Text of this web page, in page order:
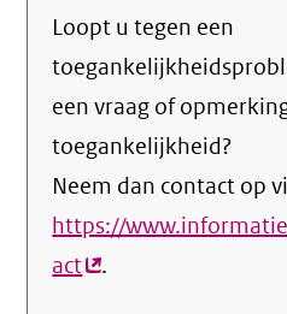
Loopt u tegen een
een vraag of
toegankelijkheid?
Neem dan contact op
https://
act(externe
.